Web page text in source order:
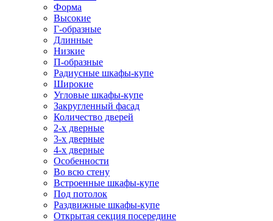
Форма
Высокие
Г-образные
Длинные
Низкие
П-образные
Радиусные шкафы-купе
Широкие
Угловые шкафы-купе
Закругленный фасад
Количество дверей
2-х дверные
3-х дверные
4-х дверные
Особенности
Во всю стену
Встроенные шкафы-купе
Под потолок
Раздвижные шкафы-купе
Открытая секция посередине